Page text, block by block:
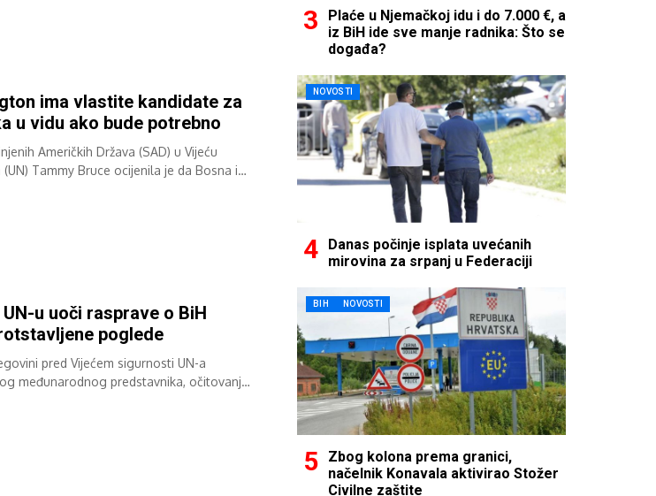
ima vlastite kandidate za
u vidu ako bude potrebno
Američkih Država (SAD) u Vijeću
Tammy Bruce ocijenila je da Bosna i
u uoči rasprave o BiH
poglede
pred Vijećem sigurnosti UN-a
međunarodnog predstavnika, očitovanja
Plaće u Njemačkoj idu i do 7.000 €, a
iz BiH ide sve manje radnika: Što se
događa?
NOVOSTI
Danas počinje isplata uvećanih
mirovina za srpanj u Federaciji
BIH NOVOSTI
Zbog kolona prema granici,
načelnik Konavala aktivirao Stožer
Civilne zaštite